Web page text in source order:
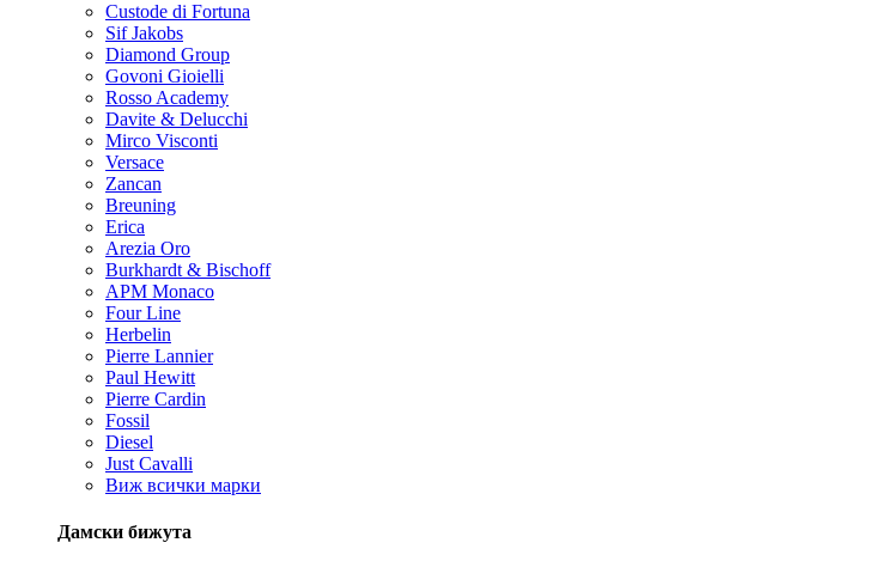
Custode di Fortuna
Sif Jakobs
Diamond Group
Govoni Gioielli
Rosso Academy
Davite & Delucchi
Mirco Visconti
Versace
Zancan
Breuning
Erica
Arezia Oro
Burkhardt & Bischoff
APM Monaco
Four Line
Herbelin
Pierre Lannier
Paul Hewitt
Pierre Cardin
Fossil
Diesel
Just Cavalli
Виж всички марки
Дамски бижута